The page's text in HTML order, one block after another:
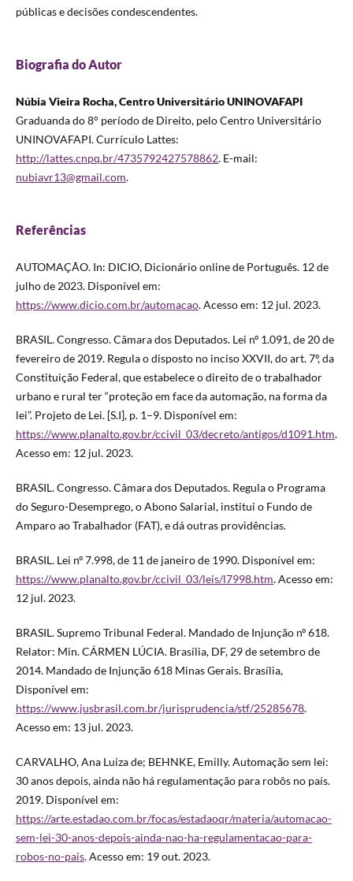
públicas e decisões condescendentes.
Biografia do Autor
Núbia Vieira Rocha, Centro Universitário UNINOVAFAPI
Graduanda do 8° período de Direito, pelo Centro Universitário
UNINOVAFAPI. Currículo Lattes:
http://lattes.cnpq.br/4735792427578862. E-mail:
nubiavr13@gmail.com.
Referências
AUTOMAÇÃO. In: DICIO, Dicionário online de Português. 12 de
julho de 2023. Disponível em:
https://www.dicio.com.br/automacao. Acesso em: 12 jul. 2023.
BRASIL. Congresso. Câmara dos Deputados. Lei nº 1.091, de 20 de
fevereiro de 2019. Regula o disposto no inciso XXVII, do art. 7º, da
Constituição Federal, que estabelece o direito de o trabalhador
urbano e rural ter “proteção em face da automação, na forma da
lei”. Projeto de Lei. [S.I], p. 1–9. Disponível em:
https://www.planalto.gov.br/ccivil_03/decreto/antigos/d1091.htm.
Acesso em: 12 jul. 2023.
BRASIL. Congresso. Câmara dos Deputados. Regula o Programa
do Seguro-Desemprego, o Abono Salarial, institui o Fundo de
Amparo ao Trabalhador (FAT), e dá outras providências.
BRASIL. Lei nº 7.998, de 11 de janeiro de 1990. Disponível em:
https://www.planalto.gov.br/ccivil_03/leis/l7998.htm. Acesso em:
12 jul. 2023.
BRASIL. Supremo Tribunal Federal. Mandado de Injunção nº 618.
Relator: Min. CÁRMEN LÚCIA. Brasília, DF, 29 de setembro de
2014. Mandado de Injunção 618 Minas Gerais. Brasília,
Disponível em:
https://www.jusbrasil.com.br/jurisprudencia/stf/25285678.
Acesso em: 13 jul. 2023.
CARVALHO, Ana Luiza de; BEHNKE, Emilly. Automação sem lei:
30 anos depois, ainda não há regulamentação para robôs no país.
2019. Disponível em:
https://arte.estadao.com.br/focas/estadaoqr/materia/automacao-
sem-lei-30-anos-depois-ainda-nao-ha-regulamentacao-para-
robos-no-pais. Acesso em: 19 out. 2023.